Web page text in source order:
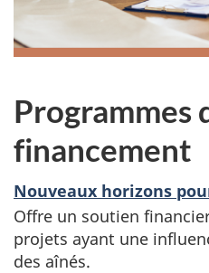
Programmes
financement
Nouveaux horizons
Offre un soutien
projets ayant une
des aînés.